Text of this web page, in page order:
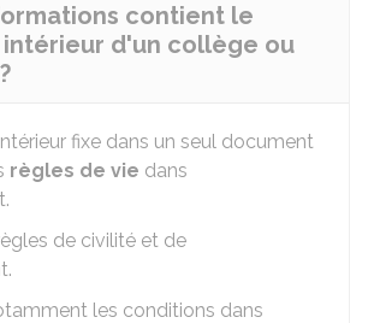
contient le
d'un collège ou
fixe dans un seul document
règles de vie dans
de civilité et de
les conditions dans